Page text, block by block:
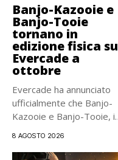
Banjo-Kazooie e
Banjo-Tooie
tornano in
edizione fisica su
Evercade a
ottobre
Evercade ha annunciato
ufficialmente che Banjo-
Kazooie e Banjo-Tooie, i
8 AGOSTO 2026